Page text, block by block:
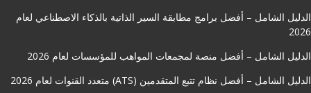
الدليل الشامل – أفضل برامج مطابقة السير الذاتية بالذكاء الاصطناعي لعام
2026
الدليل الشامل – أفضل منصة لمجمعات المواهب للمؤسسات لعام 2026
الدليل الشامل – أفضل نظام تتبع المتقدمين (ATS) متعدد القنوات لعام 2026